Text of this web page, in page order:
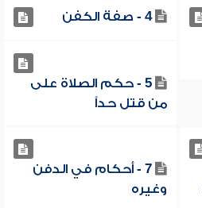
4 - صفة الكفن
5 - حكم الصلاة على
من قتل حداً
7 - أحكام في الدفن
وغيره